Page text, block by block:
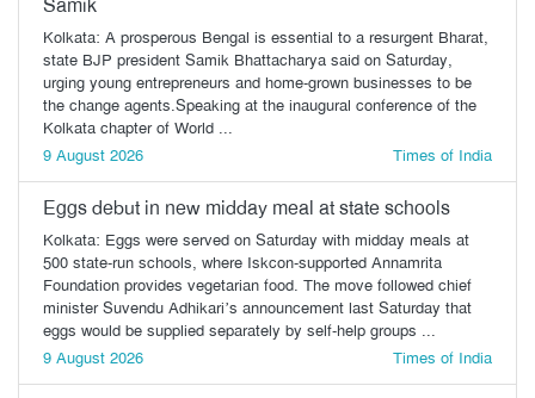
Samik
Kolkata: A prosperous Bengal is essential to a resurgent Bharat,
state BJP president Samik Bhattacharya said on Saturday,
urging young entrepreneurs and home-grown businesses to be
the change agents.Speaking at the inaugural conference of the
Kolkata chapter of World ...
9 August 2026
Times of India
Eggs debut in new midday meal at state schools
Kolkata: Eggs were served on Saturday with midday meals at
500 state-run schools, where Iskcon-supported Annamrita
Foundation provides vegetarian food. The move followed chief
minister Suvendu Adhikari’s announcement last Saturday that
eggs would be supplied separately by self-help groups ...
9 August 2026
Times of India